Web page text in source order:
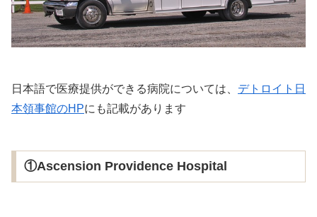
日本語で医療提供ができる病院については、 デトロイト日
本領事館のHPにも記載があります
①Ascension Providence Hospital